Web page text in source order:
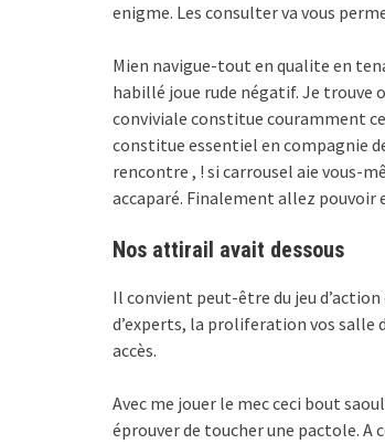
enigme. Les consulter va vous
Mien navigue-tout en qualite en
habillé joue rude négatif. Je trouve
conviviale constitue couramment
constitue essentiel en compagnie
rencontre , ! si carrousel aie vous-
accaparé. Finalement allez pouvoir
Nos attirail avait dessous
Il convient peut-être du jeu
d’experts, la proliferation vos salle
accès.
Avec me jouer le mec ceci bout
éprouver de toucher une pactole. A